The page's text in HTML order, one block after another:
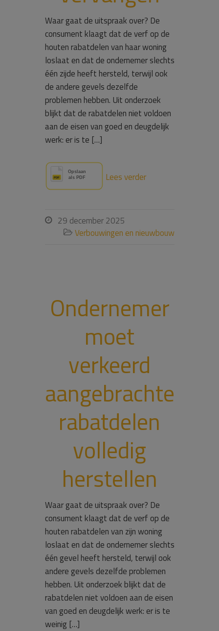
Waar gaat de uitspraak over? De
consument klaagt dat de verf op de
houten rabatdelen van haar woning
loslaat en dat de ondernemer slechts
één zijde heeft hersteld, terwijl ook
de andere gevels dezelfde
problemen hebben. Uit onderzoek
blijkt dat de rabatdelen niet voldoen
aan de eisen van goed en deugdelijk
werk: er is te […]
Lees verder
 29 december 2025
 Verbouwingen en nieuwbouw
Ondernemer
moet
verkeerd
aangebrachte
rabatdelen
volledig
herstellen
Waar gaat de uitspraak over? De
consument klaagt dat de verf op de
houten rabatdelen van zijn woning
loslaat en dat de ondernemer slechts
één gevel heeft hersteld, terwijl ook
andere gevels dezelfde problemen
hebben. Uit onderzoek blijkt dat de
rabatdelen niet voldoen aan de eisen
van goed en deugdelijk werk: er is te
weinig […]